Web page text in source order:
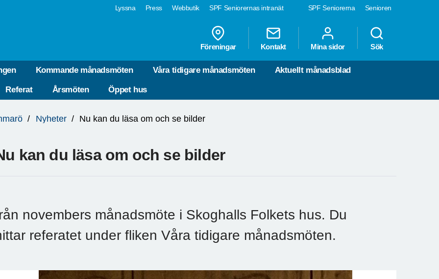
SPF Seniorerna Senioren
Lyssna Press Webbutik SPF Seniorernas intranät
Föreningar Kontakt Mina sidor Sök
Kommande månadsmöten Våra tidigare månadsmöten Aktuellt månadsblad
Referat Årsmöten Öppet hus
Nyheter Nu kan du läsa om och se bilder
kan du läsa om och se bilder
novembers månadsmöte i Skoghalls Folkets hus. Du
referatet under fliken Våra tidigare månadsmöten.